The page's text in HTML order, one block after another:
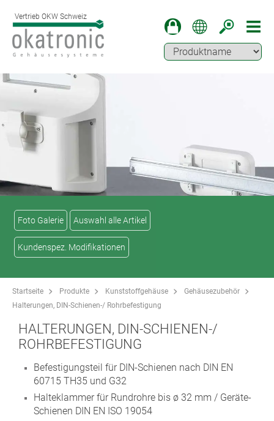
Vertrieb OKW Schweiz
Foto Galerie Auswahl alle Artikel
Kundenspez. Modifikationen
Startseite Produkte Kunststoffgehäuse
Gehäusezubehör
Halterungen, DIN-Schienen-/ Rohrbefestigung
HALTERUNGEN, DIN-SCHIENEN-/
ROHRBEFESTIGUNG
Befestigungsteil für DIN-Schienen nach DIN EN
60715 TH35 und G32
Halteklammer für Rundrohre bis ø 32 mm / Geräte-
Schienen DIN EN ISO 19054